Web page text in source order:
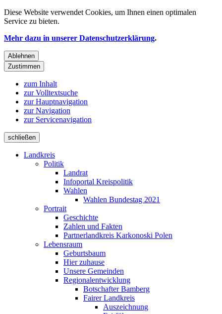
Diese Website verwendet Cookies, um Ihnen einen optimalen
Service zu bieten.
Mehr dazu in unserer Datenschutzerklärung.
Ablehnen
Zustimmen
zum Inhalt
zur Volltextsuche
zur Hauptnavigation
zur Navigation
zur Servicenavigation
schließen
Landkreis
Politik
Landrat
Infoportal Kreispolitik
Wahlen
Wahlen Bundestag 2021
Portrait
Geschichte
Zahlen und Fakten
Partnerlandkreis Karkonoski Polen
Lebensraum
Geburtsbaum
Hier zuhause
Unsere Gemeinden
Regionalentwicklung
Botschafter Bamberg
Fairer Landkreis
Auszeichnung